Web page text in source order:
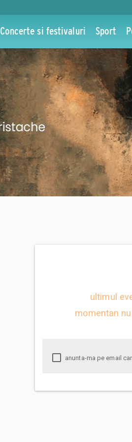
Concerte si festivaluri Sport
ultimul
momentan